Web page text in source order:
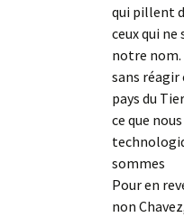
qui pillent
ceux qui
notre nom.
sans réagir
pays du
ce que
sommes
Pour en
non